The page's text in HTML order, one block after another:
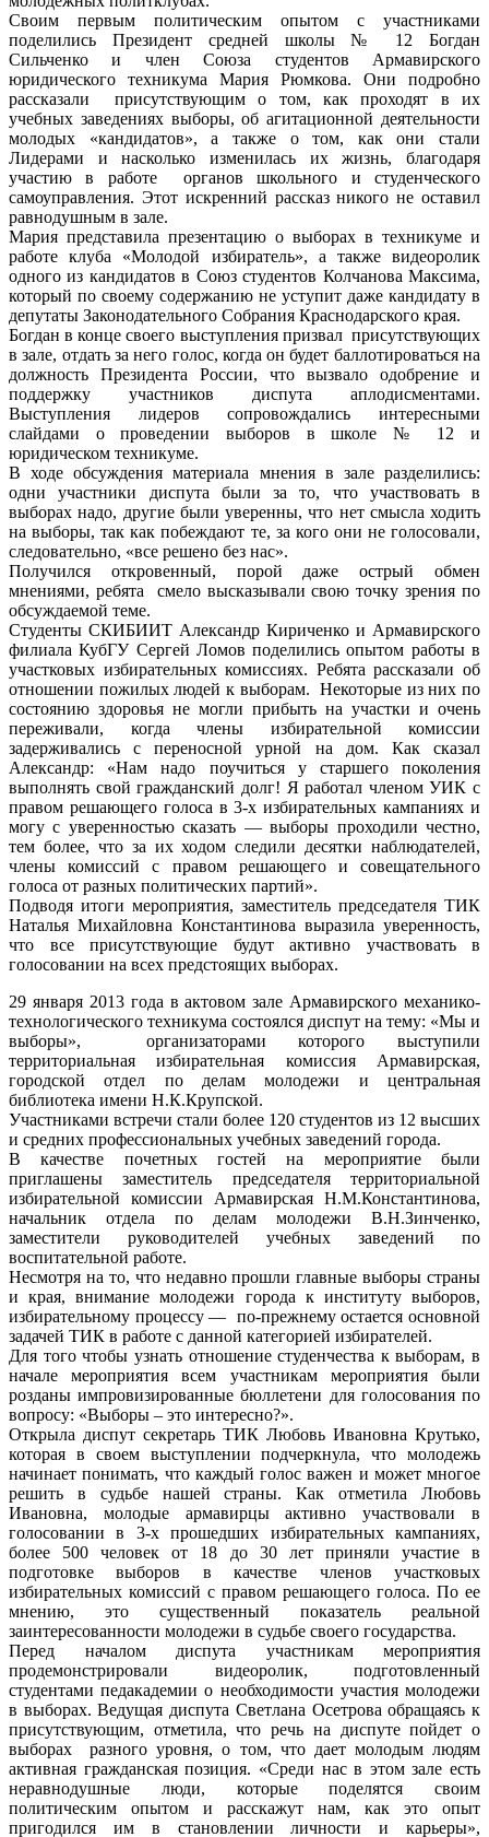
Своим первым политическим опытом с участниками
поделились Президент средней школы № 12 Богдан
Сильченко и член Союза студентов Армавирского
юридического техникума Мария Рюмкова. Они подробно
рассказали присутствующим о том, как проходят в их
учебных заведениях выборы, об агитационной деятельности
молодых «кандидатов», а также о том, как они стали
Лидерами и насколько изменилась их жизнь, благодаря
участию в работе органов школьного и студенческого
самоуправления. Этот искренний рассказ никого не оставил
равнодушным в зале.
Мария представила презентацию о выборах в техникуме и
работе клуба «Молодой избиратель», а также видеоролик
одного из кандидатов в Союз студентов Колчанова Максима,
который по своему содержанию не уступит даже кандидату в
депутаты Законодательного Собрания Краснодарского края.
Богдан в конце своего выступления призвал присутствующих
в зале, отдать за него голос, когда он будет баллотироваться на
должность Президента России, что вызвало одобрение и
поддержку участников диспута аплодисментами.
Выступления лидеров сопровождались интересными
слайдами о проведении выборов в школе № 12 и
юридическом техникуме.
В ходе обсуждения материала мнения в зале разделились:
одни участники диспута были за то, что участвовать в
выборах надо, другие были уверенны, что нет смысла ходить
на выборы, так как побеждают те, за кого они не голосовали,
следовательно, «все решено без нас».
Получился откровенный, порой даже острый обмен
мнениями, ребята смело высказывали свою точку зрения по
обсуждаемой теме.
Студенты СКИБИИТ Александр Кириченко и Армавирского
филиала КубГУ Сергей Ломов поделились опытом работы в
участковых избирательных комиссиях. Ребята рассказали об
отношении пожилых людей к выборам. Некоторые из них по
состоянию здоровья не могли прибыть на участки и очень
переживали, когда члены избирательной комиссии
задерживались с переносной урной на дом. Как сказал
Александр: «Нам надо поучиться у старшего поколения
выполнять свой гражданский долг! Я работал членом УИК с
правом решающего голоса в 3-х избирательных кампаниях и
могу с уверенностью сказать — выборы проходили честно,
тем более, что за их ходом следили десятки наблюдателей,
члены комиссий с правом решающего и совещательного
голоса от разных политических партий».
Подводя итоги мероприятия, заместитель председателя ТИК
Наталья Михайловна Константинова выразила уверенность,
что все присутствующие будут активно участвовать в
голосовании на всех предстоящих выборах.
29 января 2013 года в актовом зале Армавирского механико-
технологического техникума состоялся диспут на тему: «Мы и
выборы», организаторами которого выступили
территориальная избирательная комиссия Армавирская,
городской отдел по делам молодежи и центральная
библиотека имени Н.К.Крупской.
Участниками встречи стали более 120 студентов из 12 высших
и средних профессиональных учебных заведений города.
В качестве почетных гостей на мероприятие были
приглашены заместитель председателя территориальной
избирательной комиссии Армавирская Н.М.Константинова,
начальник отдела по делам молодежи В.Н.Зинченко,
заместители руководителей учебных заведений по
воспитательной работе.
Несмотря на то, что недавно прошли главные выборы страны
и края, внимание молодежи города к институту выборов,
избирательному процессу — по-прежнему остается основной
задачей ТИК в работе с данной категорией избирателей.
Для того чтобы узнать отношение студенчества к выборам, в
начале мероприятия всем участникам мероприятия были
розданы импровизированные бюллетени для голосования по
вопросу: «Выборы – это интересно?».
Открыла диспут секретарь ТИК Любовь Ивановна Крутько,
которая в своем выступлении подчеркнула, что молодежь
начинает понимать, что каждый голос важен и может многое
решить в судьбе нашей страны. Как отметила Любовь
Ивановна, молодые армавирцы активно участвовали в
голосовании в 3-х прошедших избирательных кампаниях,
более 500 человек от 18 до 30 лет приняли участие в
подготовке выборов в качестве членов участковых
избирательных комиссий с правом решающего голоса. По ее
мнению, это существенный показатель реальной
заинтересованности молодежи в судьбе своего государства.
Перед началом диспута участникам мероприятия
продемонстрировали видеоролик, подготовленный
студентами педакадемии о необходимости участия молодежи
в выборах. Ведущая диспута Светлана Осетрова обращаясь к
присутствующим, отметила, что речь на диспуте пойдет о
выборах разного уровня, о том, что дает молодым людям
активная гражданская позиция. «Среди нас в этом зале есть
неравнодушные люди, которые поделятся своим
политическим опытом и расскажут нам, как это опыт
пригодился им в становлении личности и карьеры»,